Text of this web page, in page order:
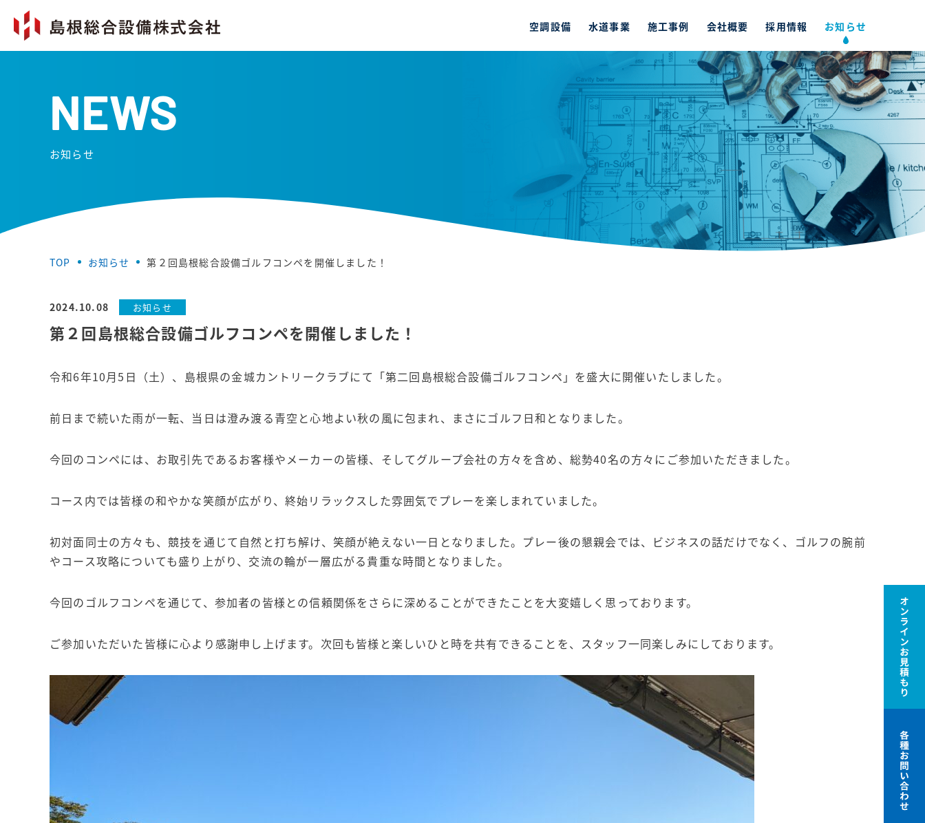
空調設備 水道事業 施工事例 会社概要 採用情報 お知らせ
NEWS
お知らせ
TOP お知らせ 第２回島根総合設備ゴルフコンペを開催しました！
2024.10.08 お知らせ
第２回島根総合設備ゴルフコンペを開催しました！
令和6年10月5日（土）、島根県の金城カントリークラブにて「第二回島根総合設備ゴルフコンペ」を盛大に開催いたしました。
前日まで続いた雨が一転、当日は澄み渡る青空と心地よい秋の風に包まれ、まさにゴルフ日和となりました。
今回のコンペには、お取引先であるお客様やメーカーの皆様、そしてグループ会社の方々を含め、総勢40名の方々にご参加いただきました。
コース内では皆様の和やかな笑顔が広がり、終始リラックスした雰囲気でプレーを楽しまれていました。
初対面同士の方々も、競技を通じて自然と打ち解け、笑顔が絶えない一日となりました。プレー後の懇親会では、ビジネスの話だけでなく、ゴルフの腕前
やコース攻略についても盛り上がり、交流の輪が一層広がる貴重な時間となりました。
今回のゴルフコンペを通じて、参加者の皆様との信頼関係をさらに深めることができたことを大変嬉しく思っております。
ご参加いただいた皆様に心より感謝申し上げます。次回も皆様と楽しいひと時を共有できることを、スタッフ一同楽しみにしております。